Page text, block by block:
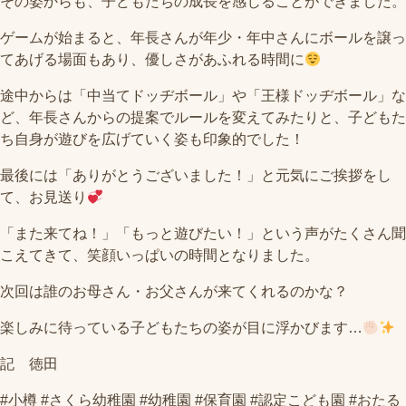
ゲームが始まると、年長さんが年少・年中さんにボールを譲っ
てあげる場面もあり、優しさがあふれる時間に
途中からは「中当てドッヂボール」や「王様ドッヂボール」な
ど、年長さんからの提案でルールを変えてみたりと、子どもた
ち自身が遊びを広げていく姿も印象的でした！
最後には「ありがとうございました！」と元気にご挨拶をし
て、お見送り
「また来てね！」「もっと遊びたい！」という声がたくさん聞
こえてきて、笑顔いっぱいの時間となりました。
次回は誰のお母さん・お父さんが来てくれるのかな？
楽しみに待っている子どもたちの姿が目に浮かびます…
記 徳田
#小樽 #さくら幼稚園 #幼稚園 #保育園 #認定こども園 #おたる